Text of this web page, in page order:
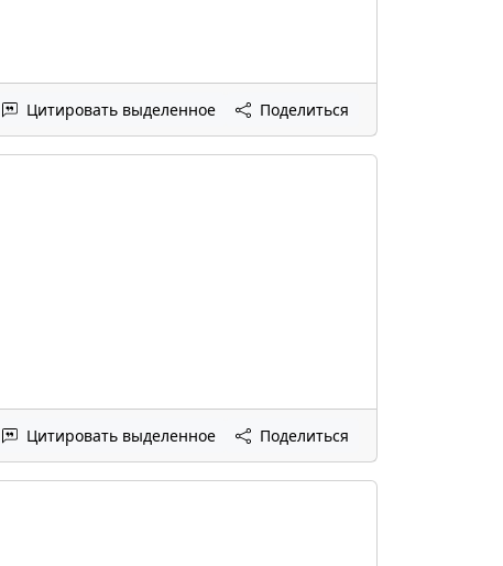
Цитировать выделенное Поделиться
Цитировать выделенное Поделиться